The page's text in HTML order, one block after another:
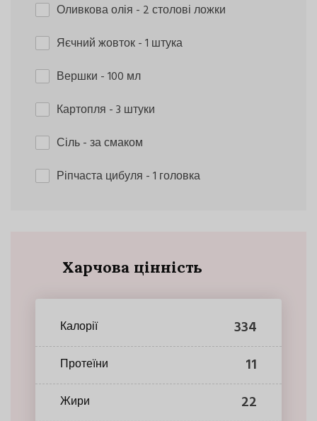
Оливкова олія - 2 столові ложки
Яєчний жовток- 1 штука
Вершки - 100 мл
Картопля - 3 штуки
Сіль- за смаком
Ріпчаста цибуля - 1 головка
Харчова цінність
Калорії 334
Протеїни 11
Жири 22